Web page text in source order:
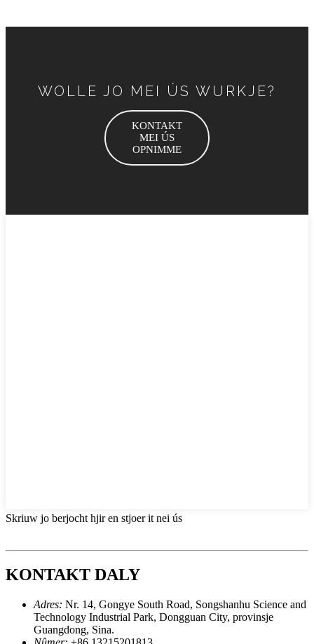
WOLLE JO MEI ÚS WURKJE?
KONTAKT
MEI ÚS
OPNIMME
Skriuw jo berjocht hjir en stjoer it nei ús
KONTAKT DALY
Adres: Nr. 14, Gongye South Road, Songshanhu Science and
Technology Industrial Park, Dongguan City, provinsje
Guangdong, Sina.